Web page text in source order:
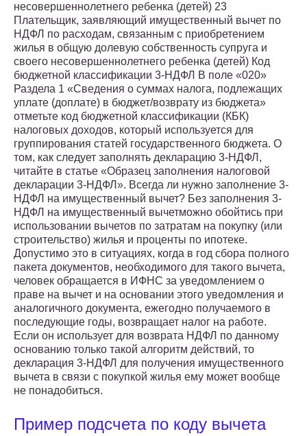
несовершеннолетнего ребенка (детей) 23
Плательщик, заявляющий имущественный вычет по
НДФЛ по расходам, связанным с приобретением
жилья в общую долевую собственность супруга и
своего несовершеннолетнего ребенка (детей) Код
бюджетной классификации 3-НДФЛ В поле «020»
Раздела 1 «Сведения о суммах налога, подлежащих
уплате (доплате) в бюджет/возврату из бюджета»
отметьте код бюджетной классификации (КБК)
налоговых доходов, который используется для
группирования статей государственного бюджета. О
том, как следует заполнять декларацию 3-НДФЛ,
читайте в статье «Образец заполнения налоговой
декларации 3-НДФЛ». Всегда ли нужно заполнение 3-
НДФЛ на имущественный вычет? Без заполнения 3-
НДФЛ на имущественный вычетможно обойтись при
использовании вычетов по затратам на покупку (или
строительство) жилья и проценты по ипотеке.
Допустимо это в ситуациях, когда в год сбора полного
пакета документов, необходимого для такого вычета,
человек обращается в ИФНС за уведомлением о
праве на вычет и на основании этого уведомления и
аналогичного документа, ежегодно получаемого в
последующие годы, возвращает налог на работе.
Если он использует для возврата НДФЛ по данному
основанию только такой алгоритм действий, то
декларация 3-НДФЛ для получения имущественного
вычета в связи с покупкой жилья ему может вообще
не понадобиться.
Пример подсчета по коду вычета